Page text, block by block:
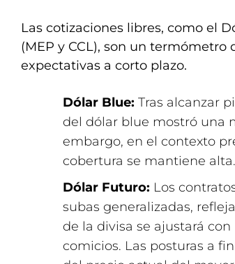
Las cotizaciones libres, como el
(MEP y CCL), son un termómetro
expectativas a corto plazo.
Dólar Blue: Tras alcanzar
del dólar blue mostró una
embargo, en el contexto
cobertura se mantiene alta.
Dólar Futuro: Los
subas generalizadas,
de la divisa se ajustará
comicios. Las posturas a